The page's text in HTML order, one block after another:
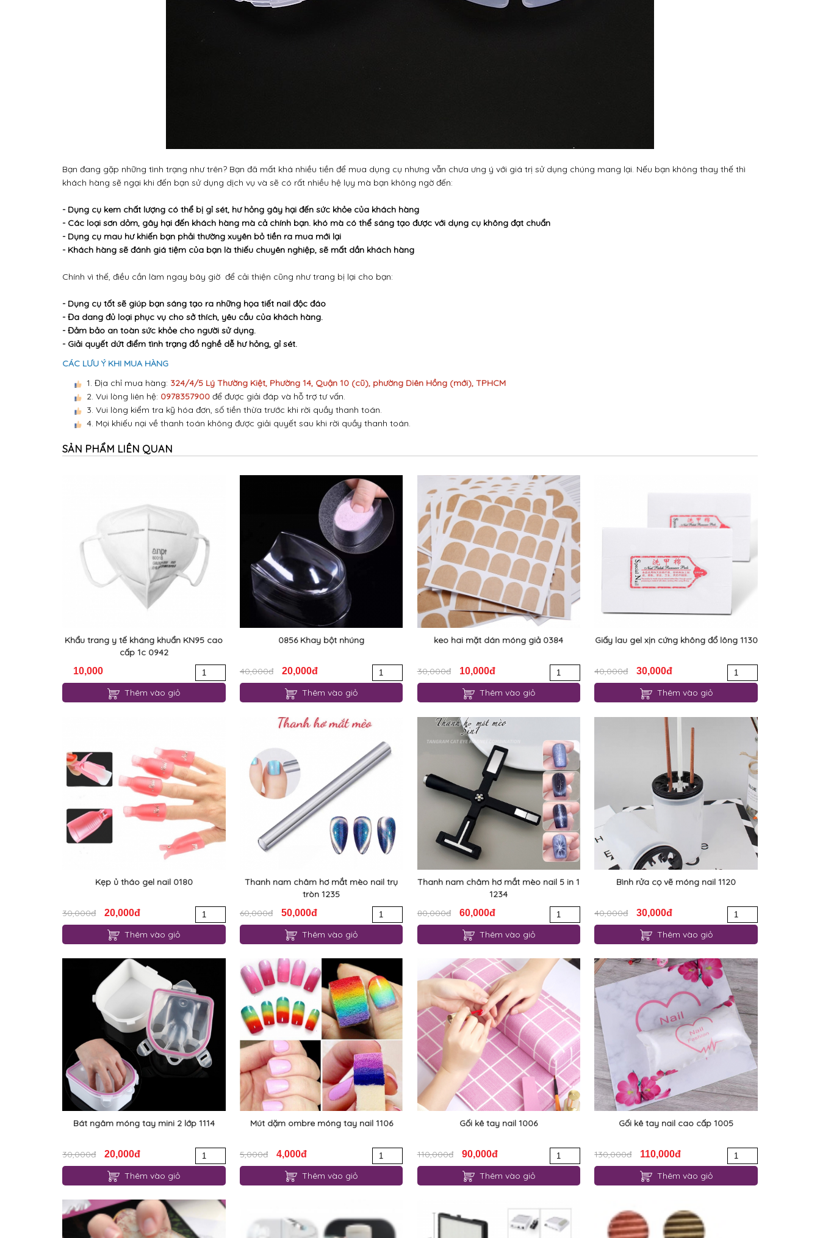
Bạn đang gặp những tình trạng như trên? Bạn đã mất khá nhiều tiền để mua dụng cụ nhưng vẫn chưa ưng ý với giá trị sử dụng chúng mang lại. Nếu bạn không thay thế thì
khách hàng sẽ ngại khi đến bạn sử dụng dịch vụ và sẽ có rất nhiều hệ lụy mà bạn không ngờ đến:
- Dụng cụ kem chất lượng có thể bị gỉ sét, hư hỏng gây hại đến sức khỏe của khách hàng
- Các loại sơn dỏm, gây hại đến khách hàng mà cả chính bạn. khó mà có thể sáng tạo được với dụng cụ không đạt chuẩn
- Dụng cụ mau hư khiến bạn phải thường xuyên bỏ tiền ra mua mới lại
- Khách hàng sẽ đánh giá tiệm của bạn là thiếu chuyên nghiệp, sẽ mất dần khách hàng
Chính vì thế, điều cần làm ngay bây giờ để cải thiện cũng như trang bị lại cho bạn:
- Dụng cụ tốt sẽ giúp bạn sáng tạo ra những họa tiết nail độc đáo
- Đa dang đủ loại phục vụ cho sở thích, yêu cầu của khách hàng.
- Đảm bảo an toàn sức khỏe cho người sử dụng.
- Giải quyết dứt điểm tình trạng đồ nghề dễ hư hỏng, gỉ sét.
CÁC LƯU Ý KHI MUA HÀNG
1. Địa chỉ mua hàng: 324/4/5 Lý Thường Kiệt, Phường 14, Quận 10 (cũ), phường Diên Hồng (mới), TPHCM
2. Vui lòng liên hệ: 0978357900 để được giải đáp và hỗ trợ tư vấn.
3. Vui lòng kiểm tra kỹ hóa đơn, số tiền thừa trước khi rời quầy thanh toán.
4. Mọi khiếu nại về thanh toán không được giải quyết sau khi rời quầy thanh toán.
SẢN PHẨM LIÊN QUAN
Khẩu trang y tế kháng khuẩn KN95 cao
cấp 1c 0942
10,000
Thêm vào giỏ
0856 Khay bột nhúng
40,000đ 20,000đ
Thêm vào giỏ
keo hai mặt dán móng giả 0384
30,000đ 10,000đ
Thêm vào giỏ
Giấy lau gel xịn cứng không đổ lông 1130
40,000đ 30,000đ
Thêm vào giỏ
Kẹp ủ tháo gel nail 0180
30,000đ 20,000đ
Thêm vào giỏ
Thanh nam châm hơ mắt mèo nail trụ
tròn 1235
60,000đ
50,000đ
Thêm vào giỏ
Thanh nam châm hơ mắt mèo nail 5 in 1
1234
80,000đ
60,000đ
Thêm vào giỏ
Bình rửa cọ vẽ móng nail 1120
40,000đ 30,000đ
Thêm vào giỏ
Bát ngâm móng tay mini 2 lớp 1114
30,000đ 20,000đ
Thêm vào giỏ
Mút dặm ombre móng tay nail 1106
5,000đ 4,000đ
Thêm vào giỏ
Gối kê tay nail 1006
110,000đ 90,000đ
Thêm vào giỏ
Gối kê tay nail cao cấp 1005
130,000đ 110,000đ
Thêm vào giỏ